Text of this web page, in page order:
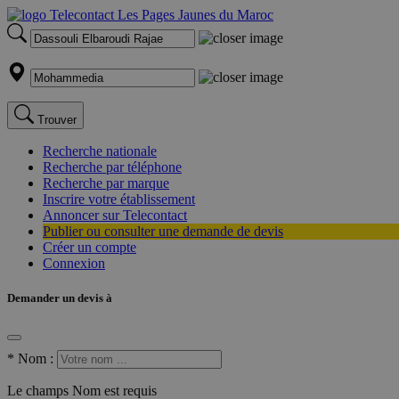
Trouver
Recherche nationale
Recherche par téléphone
Recherche par marque
Inscrire votre établissement
Annoncer sur Telecontact
Publier ou consulter une demande de devis
Créer un compte
Connexion
Demander un devis à
* Nom :
Le champs Nom est requis